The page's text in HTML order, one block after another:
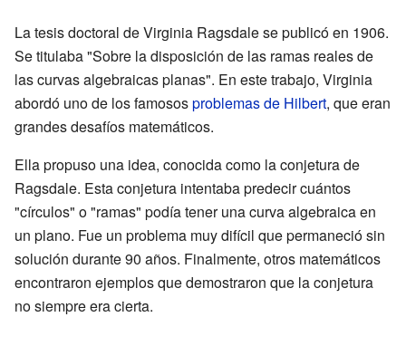
La tesis doctoral de Virginia Ragsdale se publicó en 1906.
Se titulaba "Sobre la disposición de las ramas reales de
las curvas algebraicas planas". En este trabajo, Virginia
abordó uno de los famososproblemas de Hilbert, que eran
grandes desafíos matemáticos.
Ella propuso una idea, conocida como la conjetura de
Ragsdale. Esta conjetura intentaba predecir cuántos
"círculos" o "ramas" podía tener una curva algebraica en
un plano. Fue un problema muy difícil que permaneció sin
solución durante 90 años. Finalmente, otros matemáticos
encontraron ejemplos que demostraron que la conjetura
no siempre era cierta.